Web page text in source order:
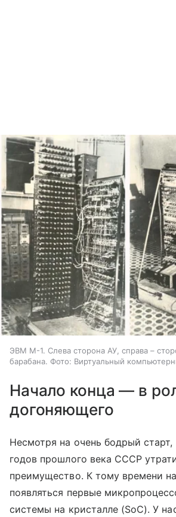
ЭВМ М-1. Слева сторона АУ, справа –
барабана. Фото: Виртуальный
Начало конца — в
догоняющего
Несмотря на очень бодрый старт,
годов прошлого века СССР
преимущество. К тому времени
появляться первые
системы на кристалле (SoC). У